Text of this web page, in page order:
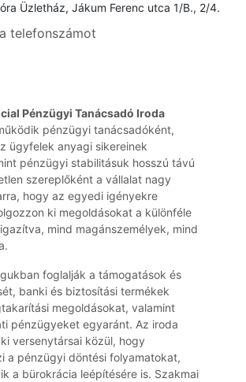
Üzletház, Jákum Ferenc utca 1/B., 2/4.
telefonszámot
Pénzügyi Tanácsadó Iroda
pénzügyi tanácsadóként,
ügyfelek anyagi sikereinek
pénzügyi stabilitásuk hosszú távú
szereplőként a vállalat nagy
hogy az egyedi igényekre
ki megoldásokat a különféle
mind magánszemélyek, mind
foglalják a támogatások és
banki és biztosítási termékek
megoldásokat, valamint
pénzügyeket egyaránt. Az iroda
versenytársai közül, hogy
a pénzügyi döntési folyamatokat,
a bürokrácia leépítésére is. Szakmai